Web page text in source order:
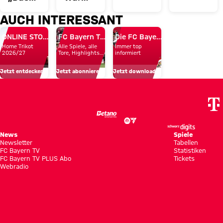
richtige
Schritt
für
mich"
Mittwoch
des FC
Bayern
in
Hongkong
Heidenheim
AUCH INTERESSANT
ONLINE STORE
Home Trikot
2026/27
Jetzt entdecken
FC Bayern TV PLUS
Alle Spiele, alle
Tore, Highlights
Jetzt abonnieren!
Die FC Bayern Apps
Immer top
informiert
Jetzt downloaden!
News
Newsletter
FC Bayern TV
FC Bayern TV PLUS Abo
Webradio
Spiele
Tabellen
Statistiken
Tickets